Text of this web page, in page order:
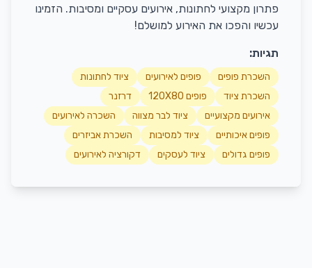
פתרון מקצועי לחתונות, אירועים עסקיים ומסיבות. הזמינו
עכשיו והפכו את האירוע למושלם!
תגיות:
השכרת פופים פופים לאירועים
ציוד לחתונות
השכרת ציוד
פופים 120X80
דרזנר
אירועים מקצועיים
ציוד לבר מצווה
השכרה לאירועים
פופים איכותיים
ציוד למסיבות
השכרת אביזרים
פופים גדולים
ציוד לעסקים דקורציה לאירועים